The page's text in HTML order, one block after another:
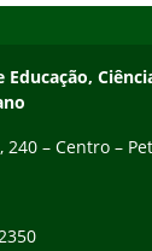
240 – Centro –